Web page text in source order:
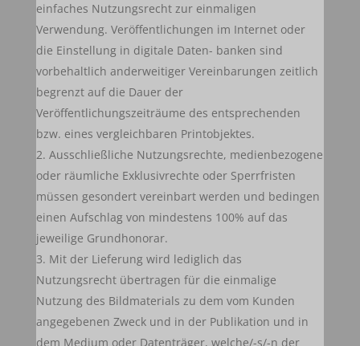
einfaches Nutzungsrecht zur einmaligen
Verwendung. Veröffentlichungen im Internet oder
die Einstellung in digitale Daten- banken sind
vorbehaltlich anderweitiger Vereinbarungen zeitlich
begrenzt auf die Dauer der
Veröffentlichungszeiträume des entsprechenden
bzw. eines vergleichbaren Printobjektes.
Ausschließliche Nutzungsrechte, medienbezogene
oder räumliche Exklusivrechte oder Sperrfristen
müssen gesondert vereinbart werden und bedingen
einen Aufschlag von mindestens 100% auf das
jeweilige Grundhonorar.
Mit der Lieferung wird lediglich das
Nutzungsrecht übertragen für die einmalige
Nutzung des Bildmaterials zu dem vom Kunden
angegebenen Zweck und in der Publikation und in
dem Medium oder Datenträger, welche/-s/-n der